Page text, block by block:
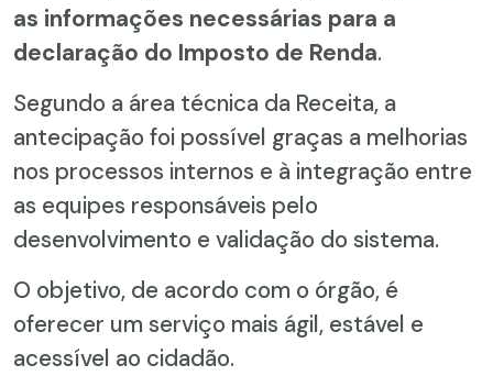
as informações necessárias para a
declaração do Imposto de Renda.
Segundo a área técnica da Receita, a
antecipação foi possível graças a melhorias
nos processos internos e à integração entre
as equipes responsáveis pelo
desenvolvimento e validação do sistema.
O objetivo, de acordo com o órgão, é
oferecer um serviço mais ágil, estável e
acessível ao cidadão.